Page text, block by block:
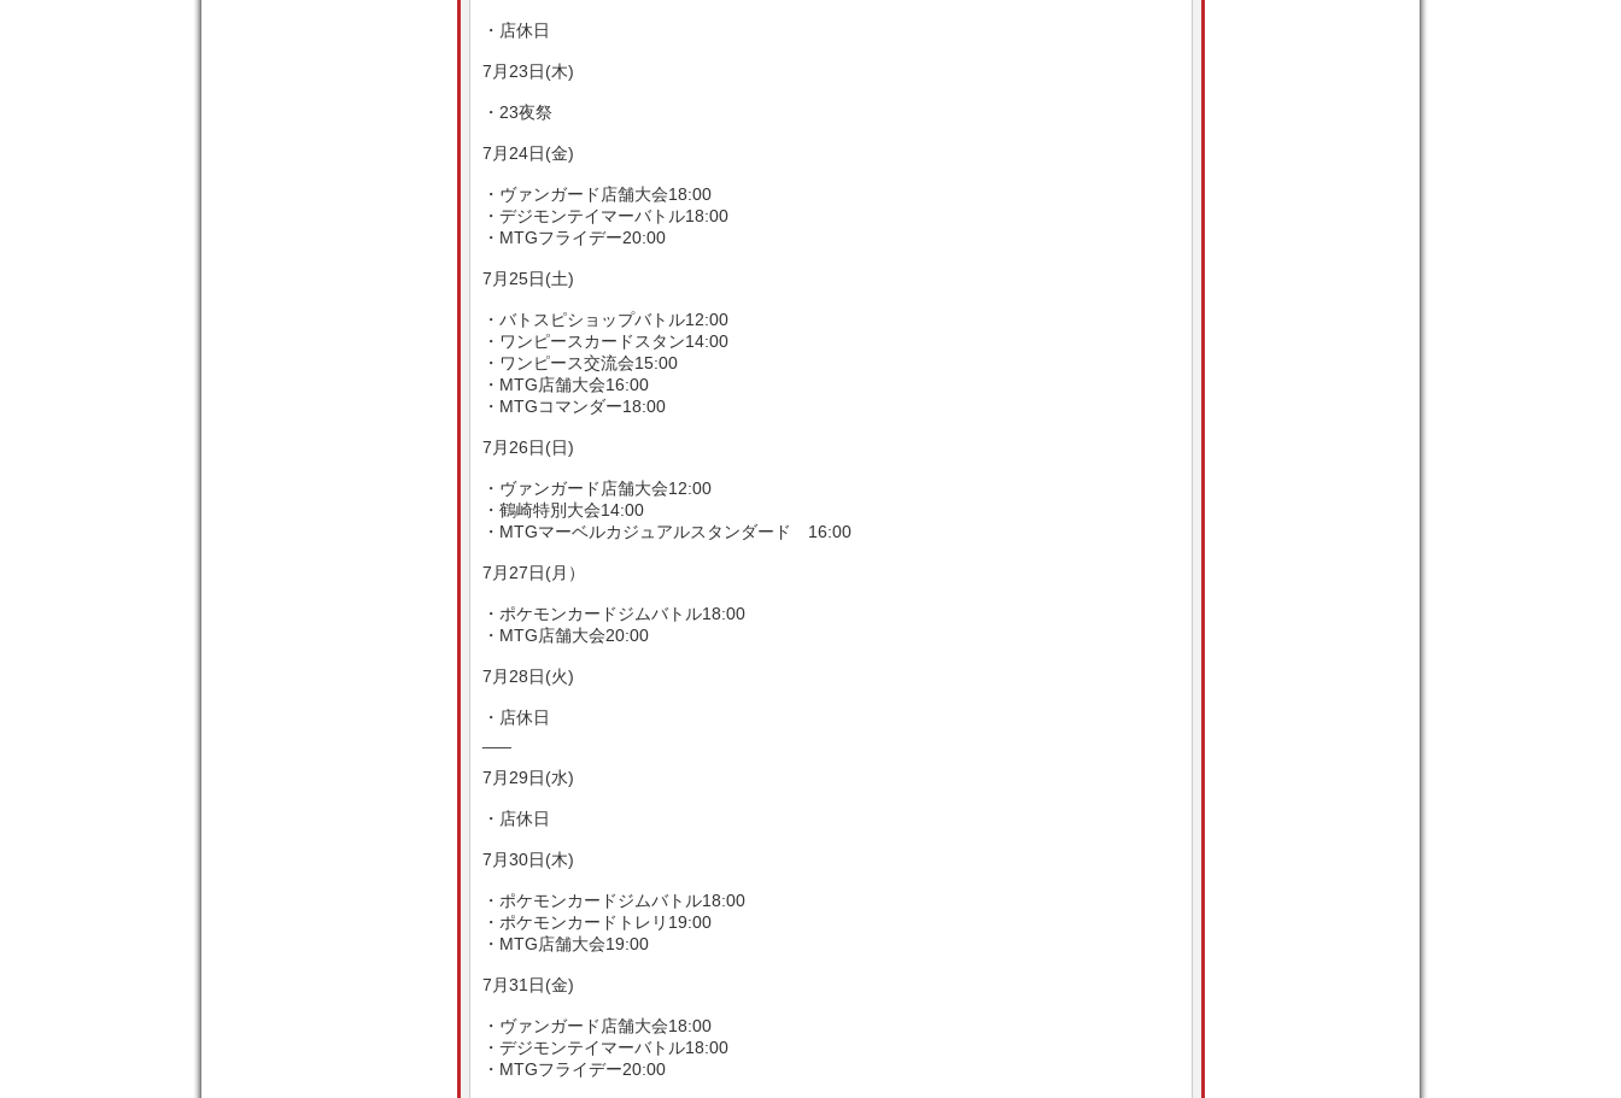
・店休日
7月23日(木)
・23夜祭
7月24日(金)
・ヴァンガード店舗大会18:00
・デジモンテイマーバトル18:00
・MTGフライデー20:00
7月25日(土)
・バトスピショップバトル12:00
・ワンピースカードスタン14:00
・ワンピース交流会15:00
・MTG店舗大会16:00
・MTGコマンダー18:00
7月26日(日)
・ヴァンガード店舗大会12:00
・鶴崎特別大会14:00
・MTGマーベルカジュアルスタンダード 16:00
7月27日(月）
・ポケモンカードジムバトル18:00
・MTG店舗大会20:00
7月28日(火)
・店休日
7月29日(水)
・店休日
7月30日(木)
・ポケモンカードジムバトル18:00
・ポケモンカードトレリ19:00
・MTG店舗大会19:00
7月31日(金)
・ヴァンガード店舗大会18:00
・デジモンテイマーバトル18:00
・MTGフライデー20:00